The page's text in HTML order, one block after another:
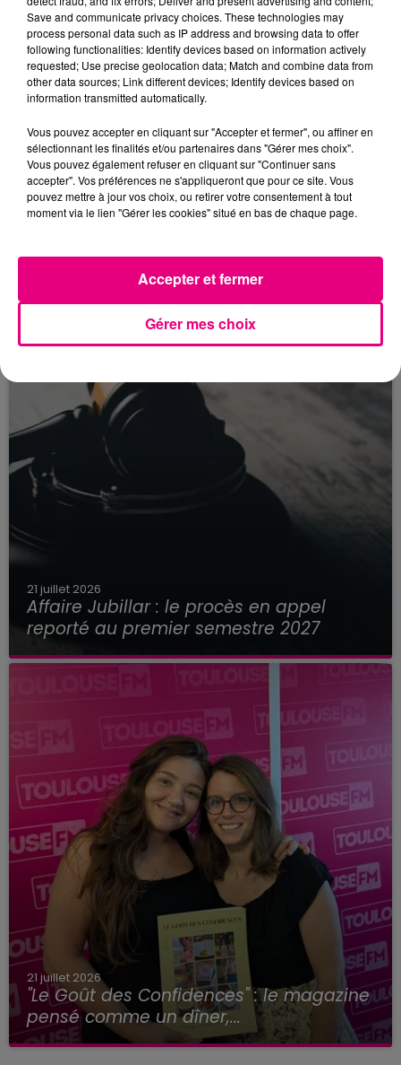
22 juillet 2026
Toulouse : circulation perturbée dans le
21 juillet 2026
Affaire Jubillar : le procès en appel
reporté au premier semestre 2027
21 juillet 2026
"Le Goût des Confidences" : le magazine
pensé comme un dîner,...
Save and communicate privacy choices. These technologies may
process personal data such as IP address and browsing data to offer
following functionalities: Identify devices based on information actively
requested; Use precise geolocation data; Match and combine data from
other data sources; Link different devices; Identify devices based on
information transmitted automatically.
Vous pouvez accepter en cliquant sur "Accepter et fermer", ou affiner en
sélectionnant les finalités et/ou partenaires dans "Gérer mes choix".
Vous pouvez également refuser en cliquant sur "Continuer sans
accepter". Vos préférences ne s'appliqueront que pour ce site. Vous
pouvez mettre à jour vos choix, ou retirer votre consentement à tout
moment via le lien "Gérer les cookies" situé en bas de chaque page.
Gérer mes choix
Accepter et fermer